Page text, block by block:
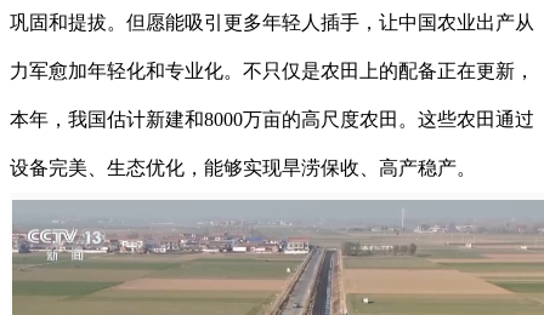
巩固和提拔。但愿能吸引更多年轻人插手，让中国农业出产从
力军愈加年轻化和专业化。不只仅是农田上的配备正在更新，
本年，我国估计新建和8000万亩的高尺度农田。这些农田通过
设备完美、生态优化，能够实现旱涝保收、高产稳产。